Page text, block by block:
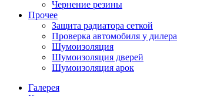
Чернение резины
Прочее
Защита радиатора сеткой
Проверка автомобиля у дилера
Шумоизоляция
Шумоизоляция дверей
Шумоизоляция арок
Галерея